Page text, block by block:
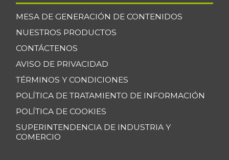
MESA DE GENERACIÓN DE CONTENIDOS
NUESTROS PRODUCTOS
CONTÁCTENOS
AVISO DE PRIVACIDAD
TÉRMINOS Y CONDICIONES
POLÍTICA DE TRATAMIENTO DE INFORMACIÓN
POLÍTICA DE COOKIES
SUPERINTENDENCIA DE INDUSTRIA Y
COMERCIO